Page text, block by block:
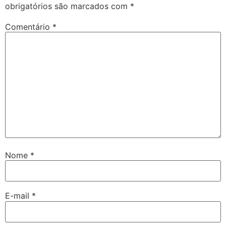
obrigatórios são marcados com *
Comentário *
Nome *
E-mail *